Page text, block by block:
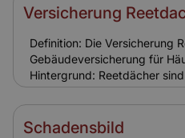
müssen sich bei Sanierungen
halten. Relevanz für
Gestaltungssatzungen führen
Sanierungskosten.
diese Auflagen bei der
Versicherung
Definition: Die Versicherung
Gebäudeversicherung für
Hintergrund: Reetdächer
brandgefährdet und
Versicherungsbedingungen.
historische Ensemble-
Schadensbild